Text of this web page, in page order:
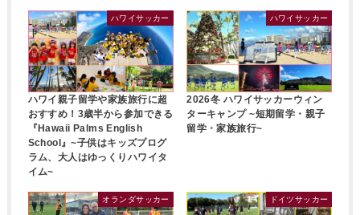
ハワイサッカー
ハワイ親子留学や家族旅行に超
おすすめ！3歳半から参加できる
『Hawaii Palms English
School』~子供はキッズプログ
ラム、大人はゆっくりハワイタ
イム~
ハワイサッカー
2026冬 ハワイサッカーウィン
ターキャンプ ~短期留学・親子
留学・家族旅行~
オランダサッカー ドイツサッカー